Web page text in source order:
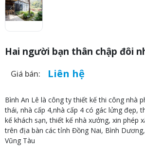
Hai người bạn thân chập đôi
Giá bán: Liên hệ
Bình An Lê là công ty thiết kế thi công nhà
thái, nhà cấp 4,nhà cấp 4 có gác lửng đẹp,
kế khách sạn, thiết kế nhà xưởng, xin phép
trên địa bàn các tỉnh Đồng Nai, Bình
Vũng Tàu